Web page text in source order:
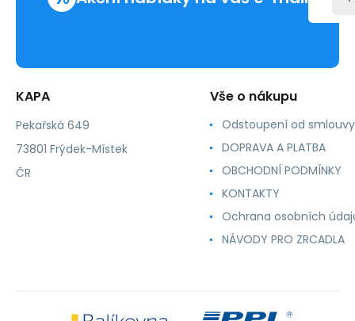
KAPA
Pekařská 649
73801 Frýdek-Místek
ČR
Vše o nákupu
Odstoupení od smlouvy
DOPRAVA A PLATBA
OBCHODNÍ PODMÍNKY
KONTAKTY
Ochrana osobních
NÁVODY PRO ZRCADLA